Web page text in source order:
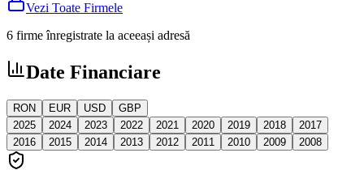
Vezi Toate Firmele
6 firme înregistrate la aceeași adresă
Date Financiare
RON EUR USD
GBP
2025
2024 2023 2022 2021 2020 2019 2018
2017
2016
2015 2014 2013 2012 2011 2010 2009 2008